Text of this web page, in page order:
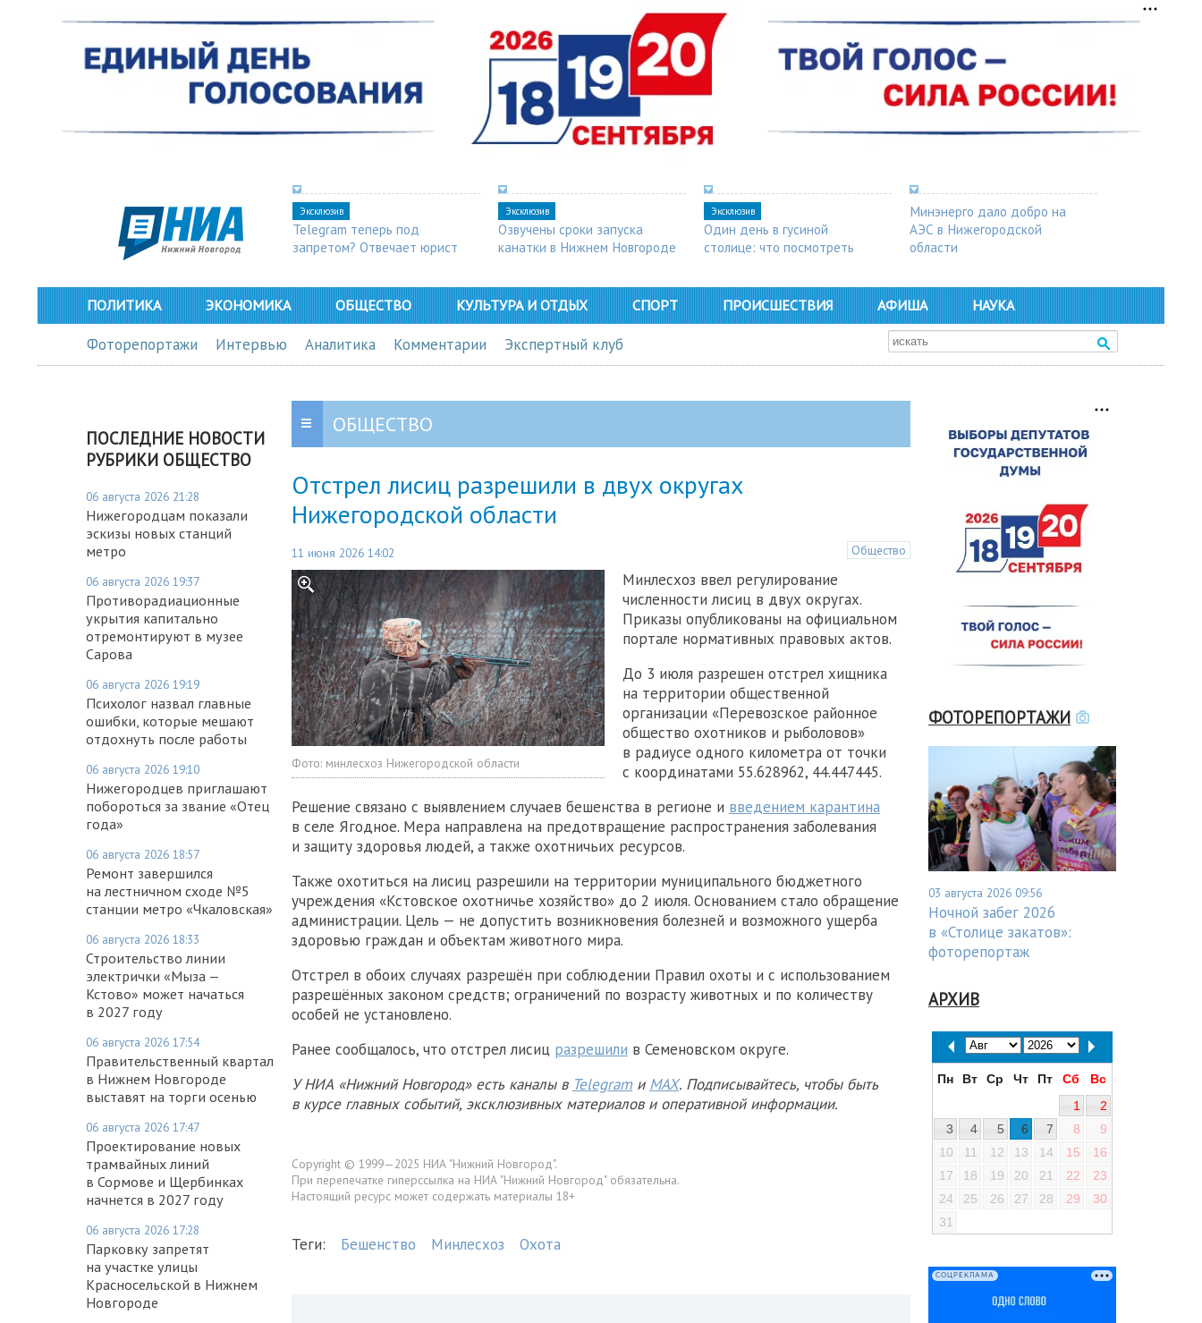
Эксклюзив
Telegram теперь под
запретом? Отвечает юрист
Эксклюзив
Озвучены сроки запуска
канатки в Нижнем Новгороде
Эксклюзив
Один день в гусиной
столице: что посмотреть
Минэнерго дало добро на
АЭС в Нижегородской
области
ПОЛИТИКА ЭКОНОМИКА ОБЩЕСТВО КУЛЬТУРА И ОТДЫХ СПОРТ ПРОИСШЕСТВИЯ АФИША НАУКА
Фоторепортажи Интервью Аналитика Комментарии Экспертный клуб
ПОСЛЕДНИЕ НОВОСТИ
РУБРИКИ ОБЩЕСТВО
06 августа 2026 21:28
Нижегородцам показали
эскизы новых станций
метро
06 августа 2026 19:37
Противорадиационные
укрытия капитально
отремонтируют в музее
Сарова
06 августа 2026 19:19
Психолог назвал главные
ошибки, которые мешают
отдохнуть после работы
06 августа 2026 19:10
Нижегородцев приглашают
побороться за звание «Отец
года»
06 августа 2026 18:57
Ремонт завершился
на лестничном сходе №5
станции метро «Чкаловская»
06 августа 2026 18:33
Строительство линии
электрички «Мыза —
Кстово» может начаться
в 2027 году
06 августа 2026 17:54
Правительственный квартал
в Нижнем Новгороде
выставят на торги осенью
06 августа 2026 17:47
Проектирование новых
трамвайных линий
в Сормове и Щербинках
начнется в 2027 году
06 августа 2026 17:28
Парковку запретят
на участке улицы
Красносельской в Нижнем
Новгороде
ОБЩЕСТВО
Отстрел лисиц разрешили в двух округах
Нижегородской области
11 июня 2026 14:02 Общество
Фото: минлесхоз Нижегородской области
Минлесхоз ввел регулирование
численности лисиц в двух округах.
Приказы опубликованы на официальном
портале нормативных правовых актов.
До 3 июля разрешен отстрел хищника
на территории общественной
организации «Перевозское районное
общество охотников и рыболовов»
в радиусе одного километра от точки
с координатами 55.628962, 44.447445.
Решение связано с выявлением случаев бешенства в регионе и введением карантина
в селе Ягодное. Мера направлена на предотвращение распространения заболевания
и защиту здоровья людей, а также охотничьих ресурсов.
Также охотиться на лисиц разрешили на территории муниципального бюджетного
учреждения «Кстовское охотничье хозяйство» до 2 июля. Основанием стало обращение
администрации. Цель — не допустить возникновения болезней и возможного ущерба
здоровью граждан и объектам животного мира.
Отстрел в обоих случаях разрешён при соблюдении Правил охоты и с использованием
разрешённых законом средств; ограничений по возрасту животных и по количеству
особей не установлено.
Ранее сообщалось, что отстрел лисиц разрешили в Семеновском округе.
У НИА «Нижний Новгород» есть каналы в Telegram и MAX. Подписывайтесь, чтобы быть
в курсе главных событий, эксклюзивных материалов и оперативной информации.
Copyright © 1999—2025 НИА "Нижний Новгород".
При перепечатке гиперссылка на НИА "Нижний Новгород" обязательна.
Настоящий ресурс может содержать материалы 18+
Теги: Бешенство Минлесхоз Охота
ФОТОРЕПОРТАЖИ
03 августа 2026 09:56
Ночной забег 2026
в «Столице закатов»:
фоторепортаж
АРХИВ
Пн Вт Ср Чт Пт Сб
Вс
1
2
3
4 5 6 7 8
9
10
11 12 13 14 15
16
17
18 19 20 21 22
23
24
25 26 27 28 29
30
31
СОЦРЕКЛАМА